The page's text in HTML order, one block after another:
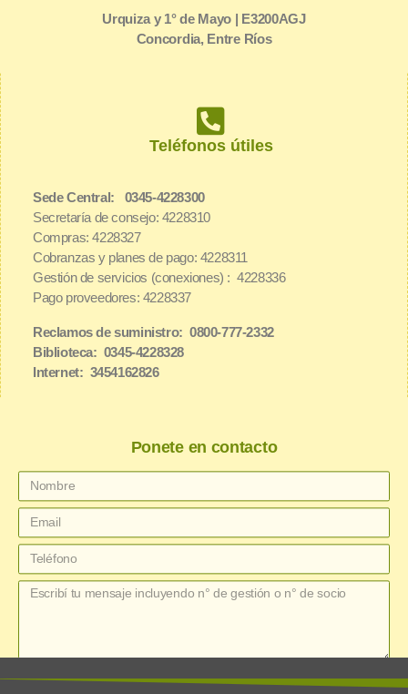
Urquiza y 1° de Mayo | E3200AGJ
Concordia, Entre Ríos
Teléfonos útiles
Sede Central: 0345-4228300
Secretaría de consejo: 4228310
Compras: 4228327
Cobranzas y planes de pago: 4228311
Gestión de servicios (conexiones) : 4228336
Pago proveedores: 4228337
Reclamos de suministro: 0800-777-2332
Biblioteca: 0345-4228328
Internet: 3454162826
Ponete en contacto
enviar